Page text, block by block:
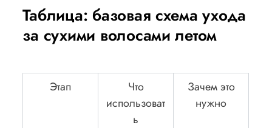
Таблица: базовая схема ухода
за сухими волосами летом
Этап
Что
использоват
ь
Зачем это
нужно